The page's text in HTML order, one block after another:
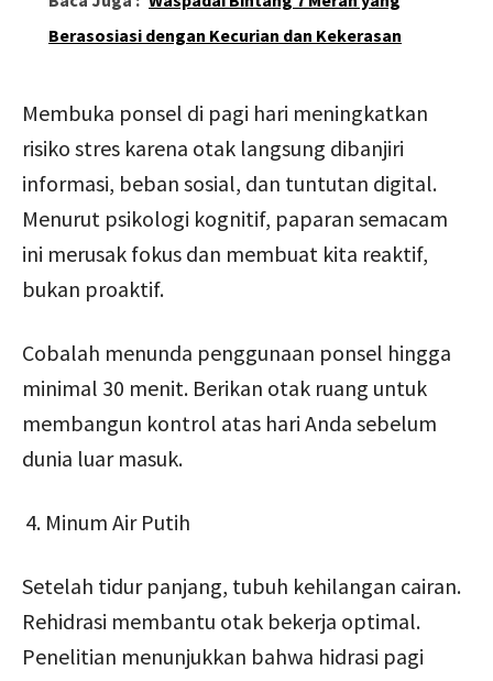
Berasosiasi dengan Kecurian dan Kekerasan
Membuka ponsel di pagi hari meningkatkan
risiko stres karena otak langsung dibanjiri
informasi, beban sosial, dan tuntutan digital.
Menurut psikologi kognitif, paparan semacam
ini merusak fokus dan membuat kita reaktif,
bukan proaktif.
Cobalah menunda penggunaan ponsel hingga
minimal 30 menit. Berikan otak ruang untuk
membangun kontrol atas hari Anda sebelum
dunia luar masuk.
Minum Air Putih
Setelah tidur panjang, tubuh kehilangan cairan.
Rehidrasi membantu otak bekerja optimal.
Penelitian menunjukkan bahwa hidrasi pagi